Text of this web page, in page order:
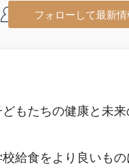
ー
フォローして最新
もたちの健康と未
給食をより良いも